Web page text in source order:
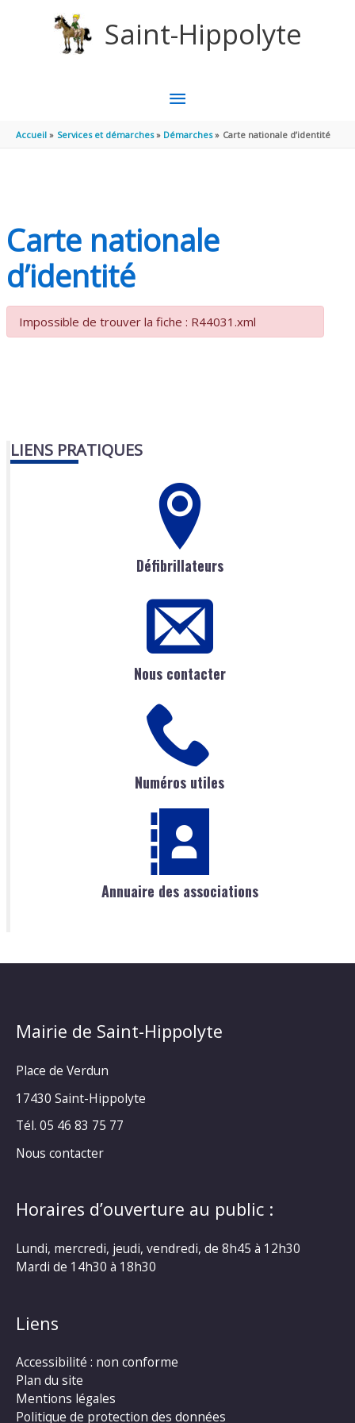
Saint-Hippolyte
MENU
PRINCIPAL
Accueil Services et démarches Démarches Carte nationale d’identité
Carte nationale
d’identité
Impossible de trouver la fiche : R44031.xml
LIENS PRATIQUES
Défibrillateurs
Nous contacter
Numéros utiles
Annuaire des associations
Mairie de Saint-Hippolyte
Place de Verdun
17430 Saint-Hippolyte
Tél. 05 46 83 75 77
Nous contacter
Horaires d’ouverture au public :
Lundi, mercredi, jeudi, vendredi, de 8h45 à 12h30
Mardi de 14h30 à 18h30
Liens
Accessibilité : non conforme
Plan du site
Mentions légales
Politique de protection des données